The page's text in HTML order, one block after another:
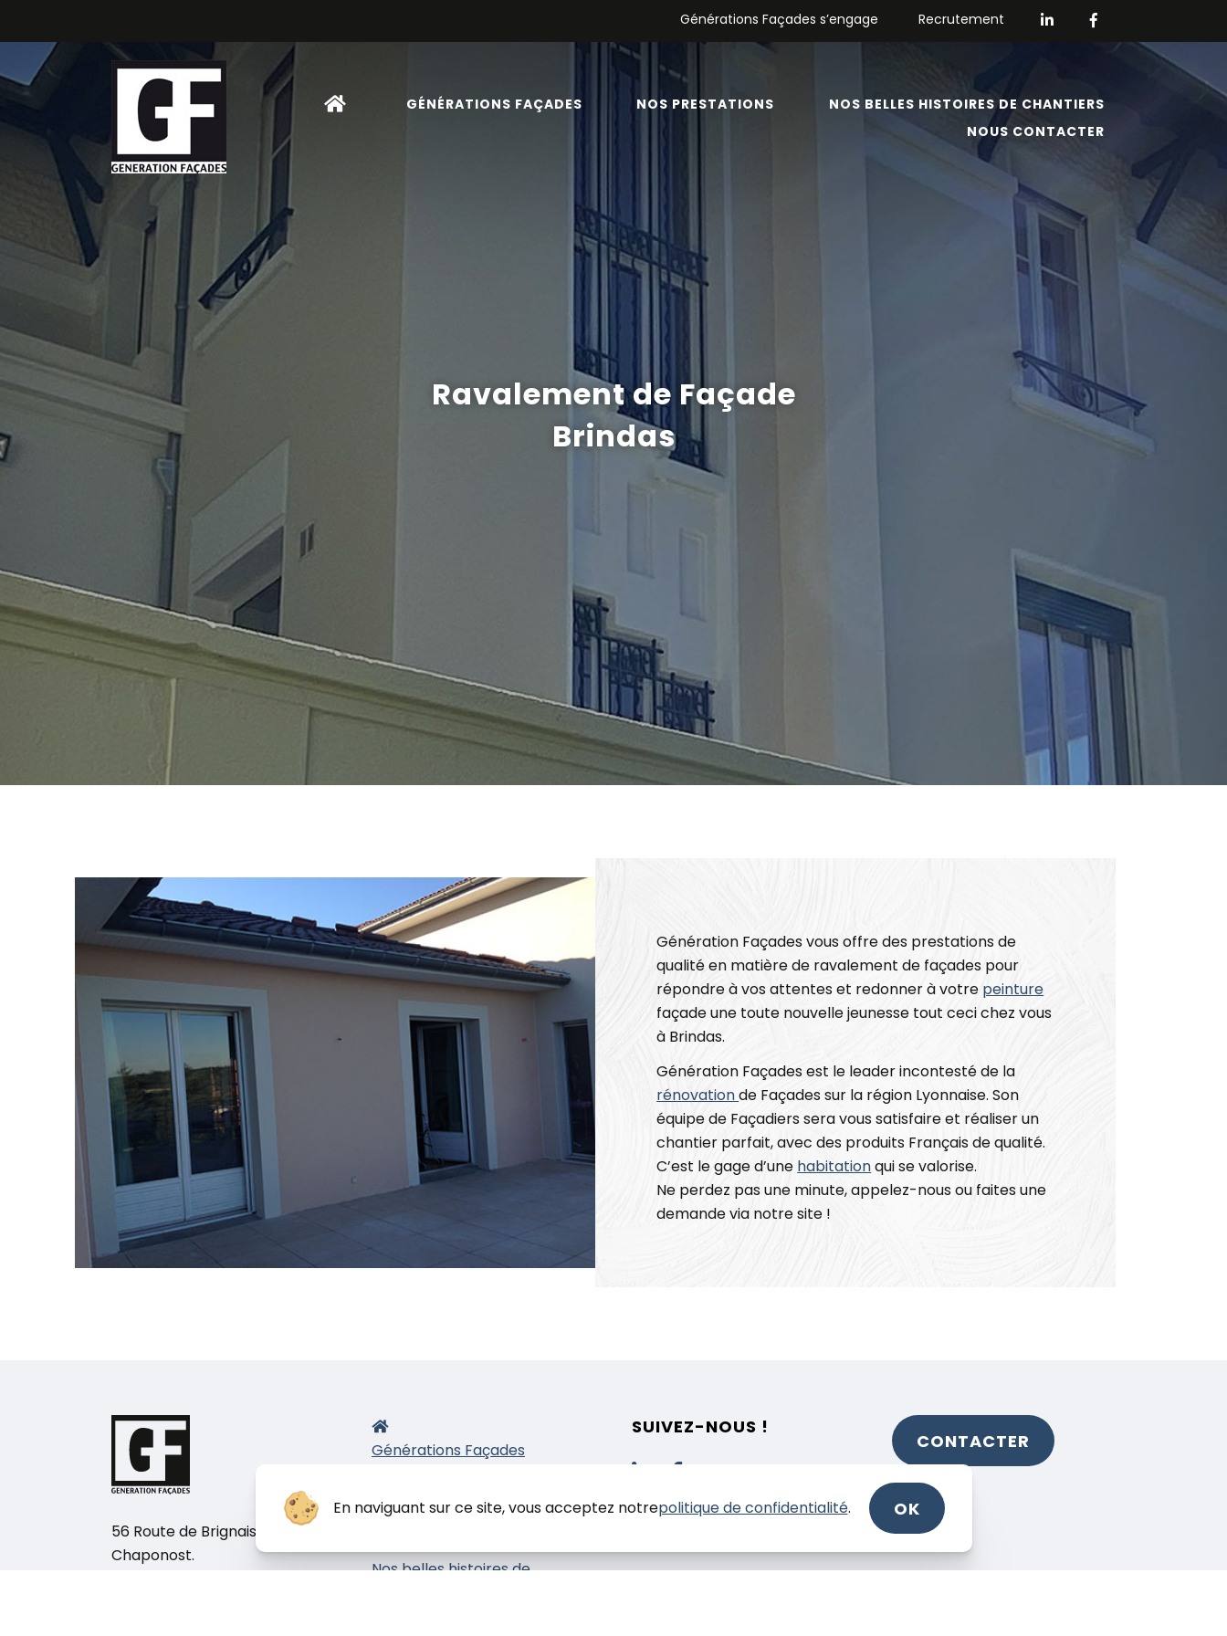
En naviguant sur ce site, vous acceptez notrepolitique de confidentialité. OK
Générations Façades s’engage Recrutement
GÉNÉRATIONS FAÇADES NOS PRESTATIONS
NOS BELLES HISTOIRES DE CHANTIERS
NOUS CONTACTER
Ravalement de Façade
Brindas
Génération Façades vous offre des prestations de
qualité en matière de ravalement de façades pour
répondre à vos attentes et redonner à votre peinture
façade une toute nouvelle jeunesse tout ceci chez vous
à Brindas.
Génération Façades est le leader incontesté de la
rénovationde Façades sur la région Lyonnaise. Son
équipe de Façadiers sera vous satisfaire et réaliser un
chantier parfait, avec des produits Français de qualité.
C’est le gage d’une habitationqui se valorise.
Ne perdez pas une minute, appelez-nous ou faites une
demande via notre site !
56 Route de Brignais, 69630
Chaponost.
Générations Façades
Enduit
Nos belles histoires de
SUIVEZ-NOUS !
CONTACTER